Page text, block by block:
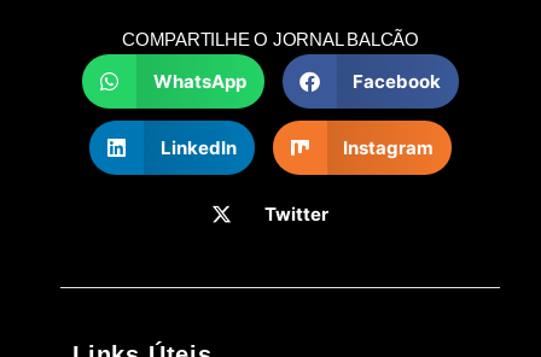
COMPARTILHE O JORNAL BALCÃO
WhatsApp Facebook
LinkedIn Instagram
Twitter